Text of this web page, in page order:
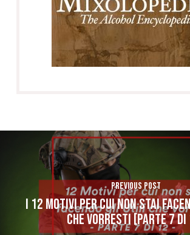
Previous Post
I 12 MOTIVI PER CUI NON STAI
CHE VORRESTI [PARTE 7